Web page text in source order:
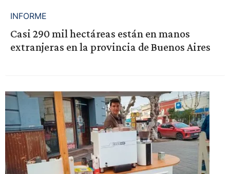
INFORME
Casi 290 mil hectáreas están en manos
extranjeras en la provincia de Buenos Aires